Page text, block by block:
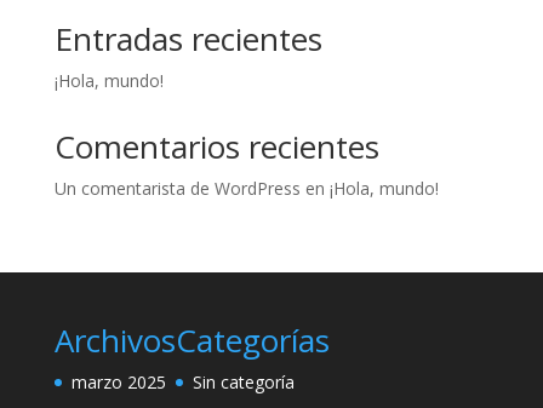
Entradas recientes
¡Hola, mundo!
Comentarios recientes
Un comentarista de WordPress en ¡Hola, mundo!
Archivos
marzo 2025
Categorías
Sin categoría